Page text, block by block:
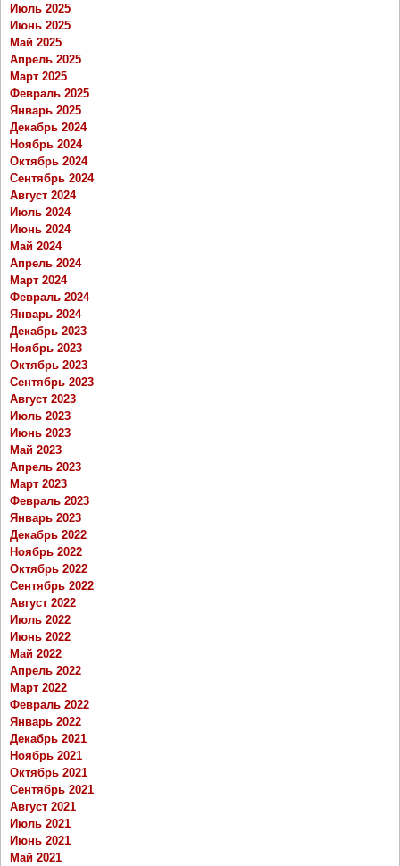
Июль 2025
Июнь 2025
Май 2025
Апрель 2025
Март 2025
Февраль 2025
Январь 2025
Декабрь 2024
Ноябрь 2024
Октябрь 2024
Сентябрь 2024
Август 2024
Июль 2024
Июнь 2024
Май 2024
Апрель 2024
Март 2024
Февраль 2024
Январь 2024
Декабрь 2023
Ноябрь 2023
Октябрь 2023
Сентябрь 2023
Август 2023
Июль 2023
Июнь 2023
Май 2023
Апрель 2023
Март 2023
Февраль 2023
Январь 2023
Декабрь 2022
Ноябрь 2022
Октябрь 2022
Сентябрь 2022
Август 2022
Июль 2022
Июнь 2022
Май 2022
Апрель 2022
Март 2022
Февраль 2022
Январь 2022
Декабрь 2021
Ноябрь 2021
Октябрь 2021
Сентябрь 2021
Август 2021
Июль 2021
Июнь 2021
Май 2021